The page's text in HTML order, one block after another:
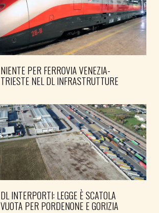
NIENTE PER FERROVIA VENEZIA-
TRIESTE NEL DL INFRASTRUTTURE
DL INTERPORTI: LEGGE È SCATOLA
VUOTA PER PORDENONE E GORIZIA